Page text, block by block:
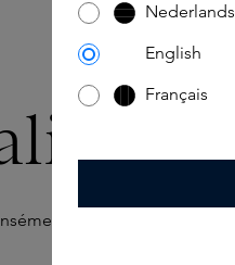
la peau.
Nederlands
English
Français